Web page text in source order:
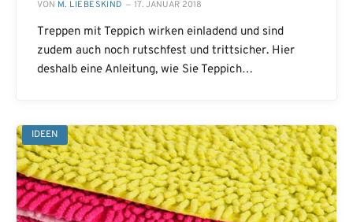
VON M. LIEBESKIND 17. JANUAR 2018
Treppen mit Teppich wirken einladend und sind
zudem auch noch rutschfest und trittsicher. Hier
deshalb eine Anleitung, wie Sie Teppich…
IDEEN